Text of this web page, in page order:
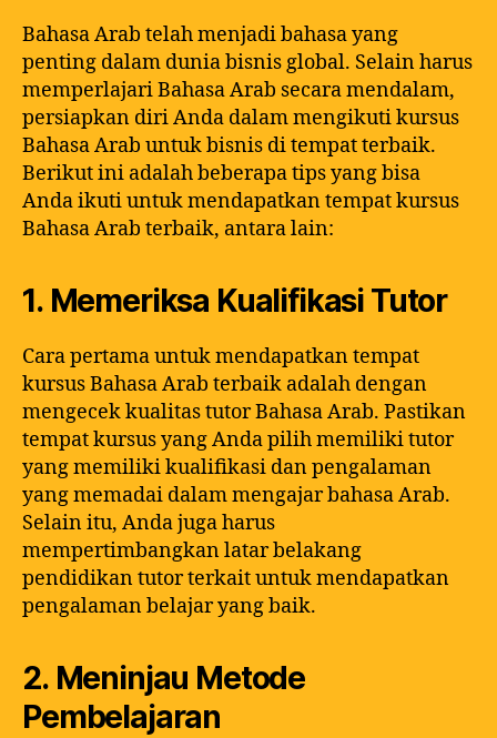
Bahasa Arab telah menjadi bahasa yang
penting dalam dunia bisnis global. Selain harus
memperlajari Bahasa Arab secara mendalam,
persiapkan diri Anda dalam mengikuti kursus
Bahasa Arab untuk bisnis di tempat terbaik.
Berikut ini adalah beberapa tips yang bisa
Anda ikuti untuk mendapatkan tempat kursus
Bahasa Arab terbaik, antara lain:
1. Memeriksa Kualifikasi Tutor
Cara pertama untuk mendapatkan tempat
kursus Bahasa Arab terbaik adalah dengan
mengecek kualitas tutor Bahasa Arab. Pastikan
tempat kursus yang Anda pilih memiliki tutor
yang memiliki kualifikasi dan pengalaman
yang memadai dalam mengajar bahasa Arab.
Selain itu, Anda juga harus
mempertimbangkan latar belakang
pendidikan tutor terkait untuk mendapatkan
pengalaman belajar yang baik.
2. Meninjau Metode
Pembelajaran